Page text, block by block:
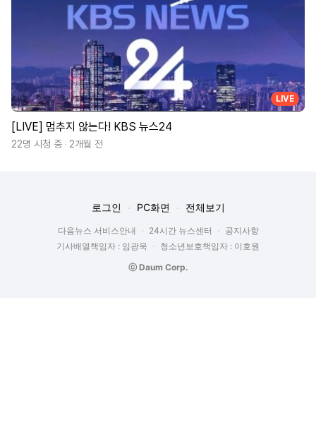
LIVE
[LIVE] 멈추지 않는다! KBS 뉴스24
22명 시청 중 2개월 전
로그인 PC화면 전체보기
다음뉴스 서비스안내 24시간 뉴스센터
공지사항
기사배열책임자 : 임광욱
청소년보호책임자 : 이호원
ⓒ Daum Corp.